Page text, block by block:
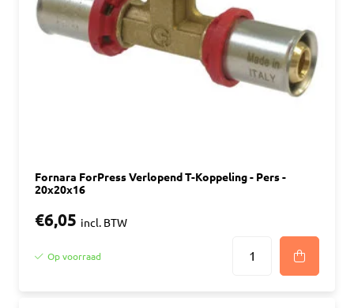
Fornara ForPress Verlopend T-Koppeling - Pers -
20x20x16
€6,05 incl. BTW
Op voorraad